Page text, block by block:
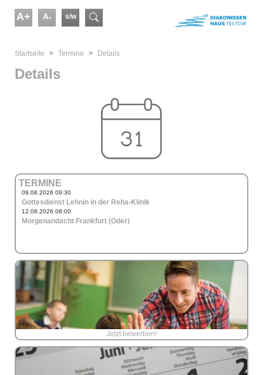
A+ A- s/w Suchformular
Startseite
Termine Details
Details
TERMINE
09.08.2026 09:30
Gottesdienst Lehnin in der Reha-Klinik
12.08.2026 08:00
Morgenandacht Frankfurt (Oder)
Jetzt bewerben!